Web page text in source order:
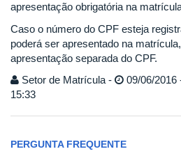
apresentação obrigatória na
Caso o número do CPF esteja
poderá ser apresentado na
apresentação separada do CPF.
Setor de Matrícula -
09/06/2016
15:33
PERGUNTA FREQUENTE